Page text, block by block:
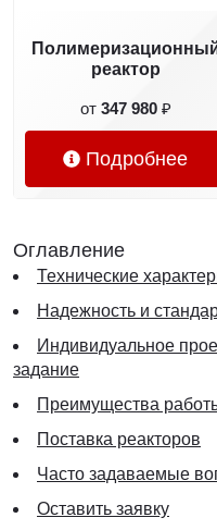
реактор
от 347 980₽
Подробнее
Оглавление
Технические
Надежность и
Индивидуальное
задание
Преимущества
Поставка реакторов
Часто задаваемые
Оставить заявку